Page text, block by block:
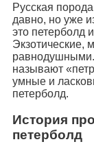
Русская
давно, но уже
это петерболд
Экзотические,
называют
умные и
петерболд.
История
петерболд